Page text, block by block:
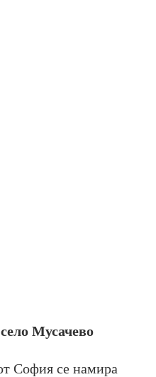
Мусачево
София се намира